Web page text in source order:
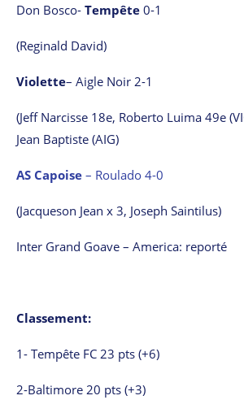
Don Bosco- Tempête 0-1
(Reginald David)
Violette– Aigle Noir 2-1
(Jeff Narcisse 18e, Roberto Luima 49e
Jean Baptiste (AIG)
AS Capoise – Roulado 4-0
(Jacqueson Jean x 3, Joseph Saintilus)
Inter Grand Goave – America: reporté
Classement:
1- Tempête FC 23 pts (+6)
2-Baltimore 20 pts (+3)